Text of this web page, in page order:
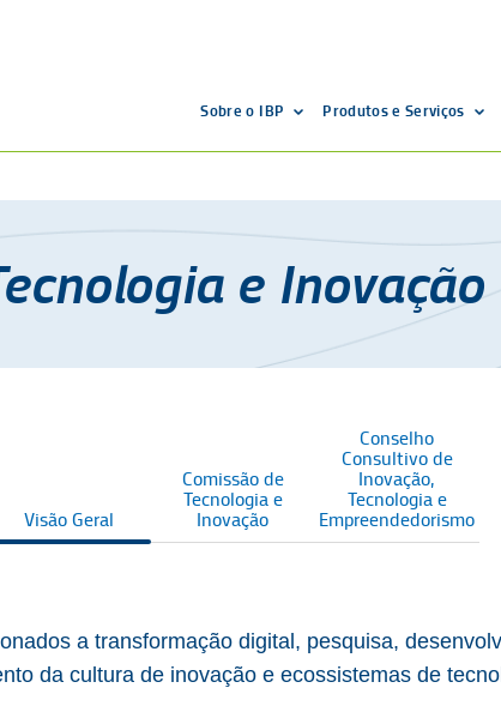
Sobre o IBP Produtos e Serviços
e Inovação
Visão Geral
Comissão de
Tecnologia e
Inovação
Conselho
Consultivo de
Inovação,
Tecnologia e
Empreendedorismo
a transformação digital, pesquisa,
da cultura de inovação e ecossistemas de